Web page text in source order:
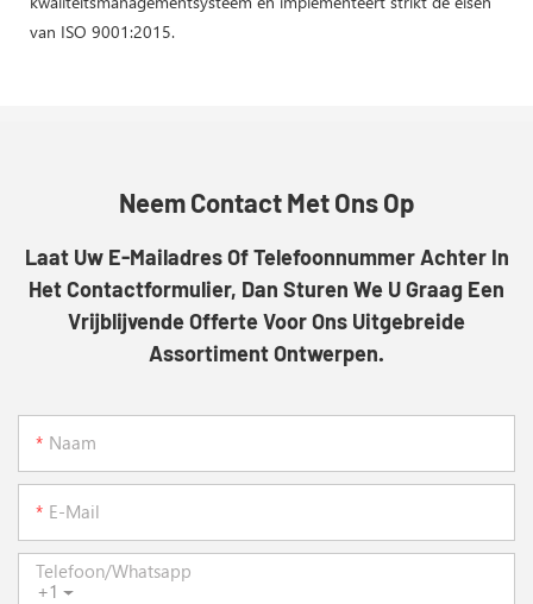
van ISO 9001:2015.
Neem Contact Met Ons Op
Laat Uw E-Mailadres Of Telefoonnummer Achter In
Het Contactformulier, Dan Sturen We U Graag Een
Vrijblijvende Offerte Voor Ons Uitgebreide
Assortiment Ontwerpen.
Naam
E-Mail
+1
Telefoon/whatsapp